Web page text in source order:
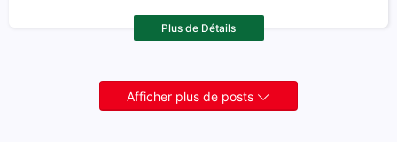
Plus de Détails
Afficher plus de posts